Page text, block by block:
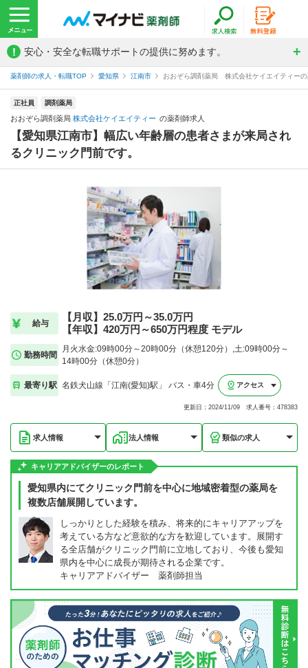
! 安心・安全な転職サポートの提供に努めます。
薬剤師の求人・転職TOP 愛知県 江南市 おおぞら調剤薬局 株式会社ケイエイティー
正社員 調剤薬局
おおぞら調剤薬局 株式会社ケイエイティー の薬剤師求人
【愛知県江南市】幅広い年齢層の患者さまが来局され
るクリニック門前です。
給与
【月収】25.0万円～35.0万円
【年収】420万円～650万円程度 モデル
勤務時間
月火水金:09時00分～20時00分（休憩120分）,土:09時00分～
14時00分（休憩0分）
最寄り駅 名鉄犬山線「江南(愛知)駅」 バス・車4分 アクセス
更新日：2024/11/09 求人番号：478383
求人情報 法人情報 類似の求人
キャリアアドバイザーのレポート
愛知県内にてクリニック門前を中心に地域密着型の薬局を
複数店舗展開しています。
しっかりとした経験を積み、将来的にキャリアアップを
考えている方など意欲的な方を歓迎しています。展開す
る全店舗がクリニック門前に立地しており、今後も愛知
県内を中心に成長が期待される企業です。
キャリアアドバイザー 薬剤師担当